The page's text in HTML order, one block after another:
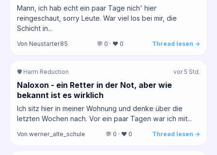
Mann, ich hab echt ein paar Tage nich' hier
reingeschaut, sorry Leute. War viel los bei mir, die
Schicht in...
Von Neustarter85 💬 0 · ❤️ 0 Thread lesen →
🛡️ Harm Reduction vor 5 Std.
Naloxon - ein Retter in der Not, aber wie
bekannt ist es wirklich
Ich sitz hier in meiner Wohnung und denke über die
letzten Wochen nach. Vor ein paar Tagen war ich mit...
Von werner_alte_schule 💬 0 · ❤️ 0 Thread lesen →